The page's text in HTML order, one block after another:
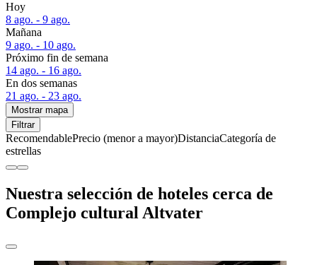
Hoy
8 ago. - 9 ago.
Mañana
9 ago. - 10 ago.
Próximo fin de semana
14 ago. - 16 ago.
En dos semanas
21 ago. - 23 ago.
Mostrar mapa
Filtrar
RecomendablePrecio (menor a mayor)DistanciaCategoría de
estrellas
Nuestra selección de hoteles cerca de
Complejo cultural Altvater